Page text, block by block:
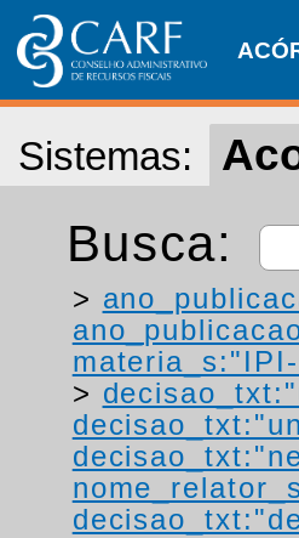
Sistemas:
Busca:
>
>